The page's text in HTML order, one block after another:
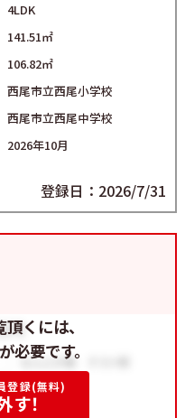
4LDK
141.51㎡
106.82㎡
西尾市立西尾小学校
西尾市立西尾中学校
2026年10月
登録日：2026/7/31
くには、
必要です。
登録(無料)
す！